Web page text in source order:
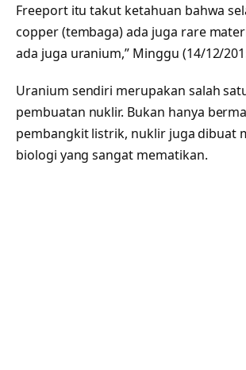
Freeport itu takut ketahuan bahwa
copper (tembaga) ada juga rare
ada juga uranium,” Minggu (14/12/
Uranium sendiri merupakan salah
pembuatan nuklir. Bukan hanya
pembangkit listrik, nuklir juga dibuat
biologi yang sangat mematikan.